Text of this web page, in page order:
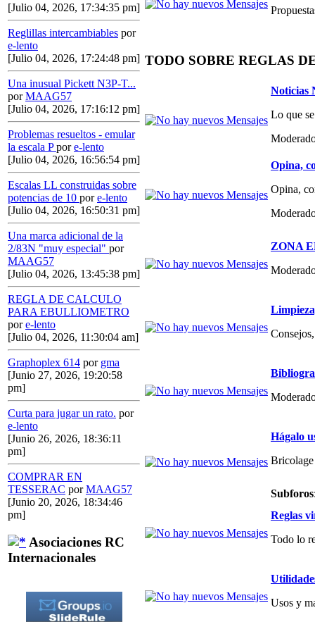
[Julio 04, 2026, 17:34:35 pm]
Reglillas intercambiables por
e-lento
[Julio 04, 2026, 17:24:48 pm]
Una inusual Pickett N3P-T...
porMAAG57
[Julio 04, 2026, 17:16:12 pm]
Problemas resueltos - emular
la escala Ppore-lento
[Julio 04, 2026, 16:56:54 pm]
Escalas LL construidas sobre
potencias de 10 pore-lento
[Julio 04, 2026, 16:50:31 pm]
Una marca adicional de la
2/83N "muy especial" por
MAAG57
[Julio 04, 2026, 13:45:38 pm]
REGLA DE CALCULO
PARA EBULLIOMETRO
pore-lento
[Julio 04, 2026, 11:30:04 am]
Graphoplex 614 por gma
[Junio 27, 2026, 19:20:58
pm]
Curta para jugar un rato. por
e-lento
[Junio 26, 2026, 18:36:11
pm]
COMPRAR EN
TESSERAC porMAAG57
[Junio 20, 2026, 18:34:46
pm]
Asociaciones RC
Internacionales
TODO SOBRE REGLAS
Noticias
Lo que
Opina,
Opina,
ZONA
Hágalo
Subforos
Reglas
Todo lo
Usos y